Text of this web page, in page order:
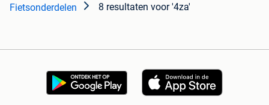
Fietsonderdelen 8 resultaten voor '4za'